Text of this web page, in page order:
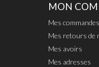
MON
Mes commandes
Mes retours de
Mes avoirs
Mes adresses